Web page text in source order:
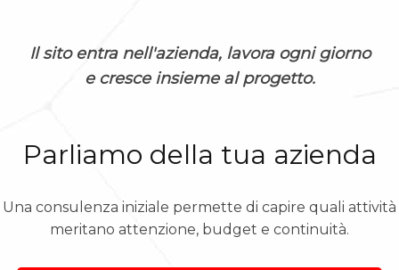
Il sito entra nell'azienda, lavora ogni giorno
e cresce insieme al progetto.
Parliamo della tua azienda
Una consulenza iniziale permette di capire quali attività
meritano attenzione, budget e continuità.